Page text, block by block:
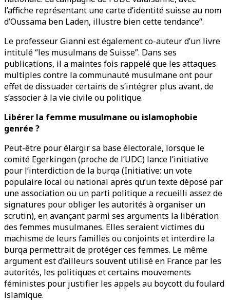
l’affiche représentant une carte d’identité suisse au nom
d’Oussama ben Laden, illustre bien cette tendance“.
Le professeur Gianni est également co-auteur d’un livre
intitulé “les musulmans de Suisse”. Dans ses
publications, il a maintes fois rappelé que les attaques
multiples contre la communauté musulmane ont pour
effet de dissuader certains de s’intégrer plus avant, de
s’associer à la vie civile ou politique.
Libérer la femme musulmane ou islamophobie
genrée ?
Peut-être pour élargir sa base électorale, lorsque le
comité Egerkingen (proche de l’UDC) lance l’initiative
pour l’interdiction de la burqa (Initiative: un vote
populaire local ou national après qu’un texte déposé par
une association ou un parti politique a recueilli assez de
signatures pour obliger les autorités à organiser un
scrutin), en avançant parmi ses arguments la libération
des femmes musulmanes. Elles seraient victimes du
machisme de leurs familles ou conjoints et interdire la
burqa permettrait de protéger ces femmes. Le même
argument est d’ailleurs souvent utilisé en France par les
autorités, les politiques et certains mouvements
féministes pour justifier les appels au boycott du foulard
islamique.